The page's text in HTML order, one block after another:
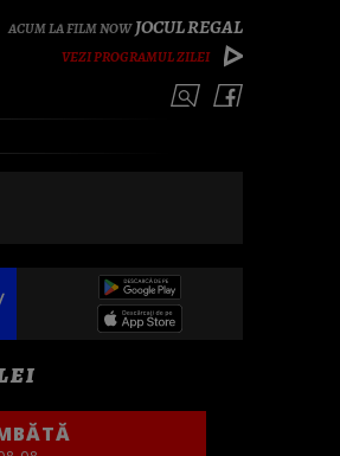
JOCUL REGAL
VEZI PROGRAMUL ZILEI